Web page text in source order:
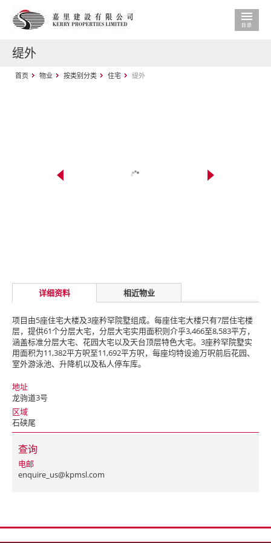
缇外
首页 物业 按类别分类 住宅 缇外
详细资料 相近物业
项目由5座住宅大楼及3座矜罕院墅组成。每座住宅大楼只有7层住宅楼
层，提供61个分层大宅，分层大宅实用面积则介乎3,466至8,583平方，
涵盖标准分层大宅、花园大宅以及天台顶层特色大宅。3座矜罕院墅实
用面积为11,382平方呎至11,692平方呎，每座均特设逾万呎前后花园、
室外游泳池、升降机以及私人停车库。
地址
龙驹道3号
区域
石硖尾
查询
电邮
enquire_us@kpmsl.com